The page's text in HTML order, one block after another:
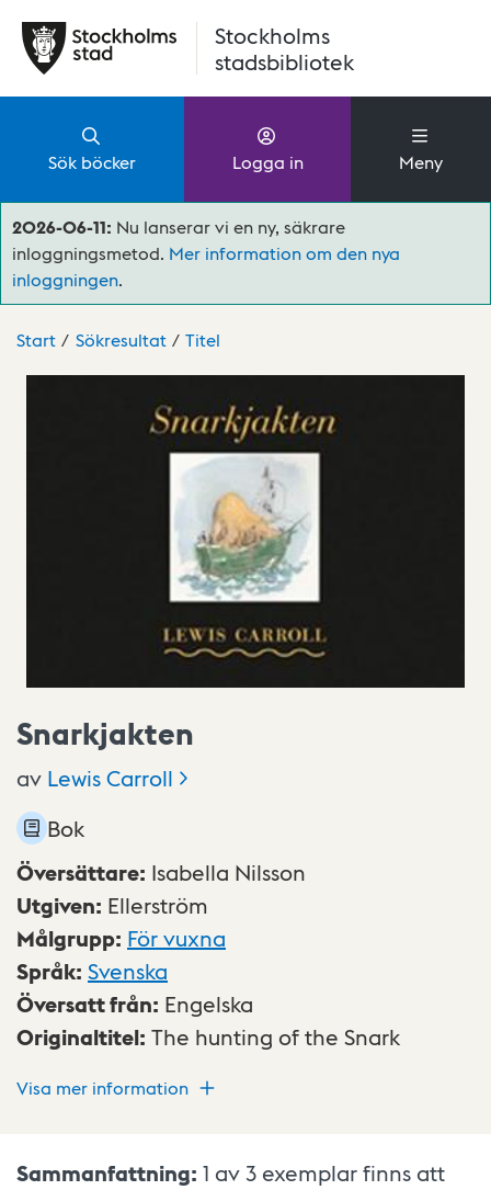
Stockholms
stadsbibliotek
Sök böcker Logga in Meny
2026-06-11: Nu lanserar vi en ny, säkrare
inloggningsmetod. Mer information om den nya
inloggningen.
Start Sökresultat Titel
Snarkjakten
av LewisCarroll
Bok
Översättare: Isabella Nilsson
Utgiven: Ellerström
Målgrupp: För vuxna
Språk: Svenska
Översatt från: Engelska
Originaltitel: The hunting of the Snark
Visa mer information
Sammanfattning: 1 av 3 exemplar finns att